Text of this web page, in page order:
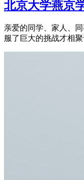
北京大学燕京
亲爱的同学、家人、
服了巨大的挑战才相